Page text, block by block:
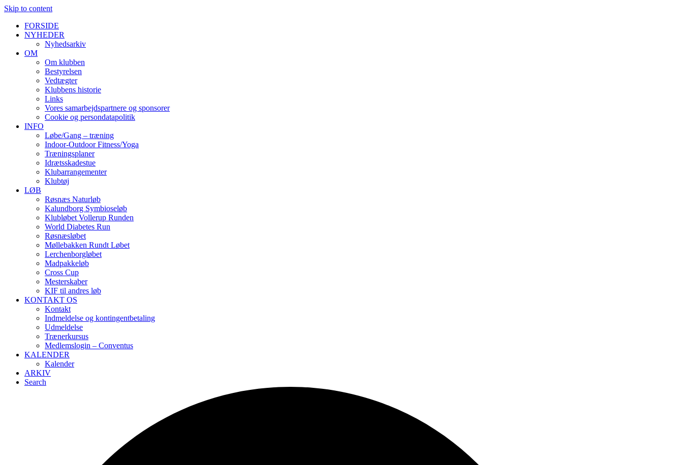
Skip to content
FORSIDE
NYHEDER
Nyhedsarkiv
OM
Om klubben
Bestyrelsen
Vedtægter
Klubbens historie
Links
Vores samarbejdspartnere og sponsorer
Cookie og persondatapolitik
INFO
Løbe/Gang – træning
Indoor-Outdoor Fitness/Yoga
Træningsplaner
Idrætsskadestue
Klubarrangementer
Klubtøj
LØB
Røsnæs Naturløb
Kalundborg Symbioseløb
Klubløbet Vollerup Runden
World Diabetes Run
Røsnæsløbet
Møllebakken Rundt Løbet
Lerchenborgløbet
Madpakkeløb
Cross Cup
Mesterskaber
KIF til andres løb
KONTAKT OS
Kontakt
Indmeldelse og kontingentbetaling
Udmeldelse
Trænerkursus
Medlemslogin – Conventus
KALENDER
Kalender
ARKIV
Search